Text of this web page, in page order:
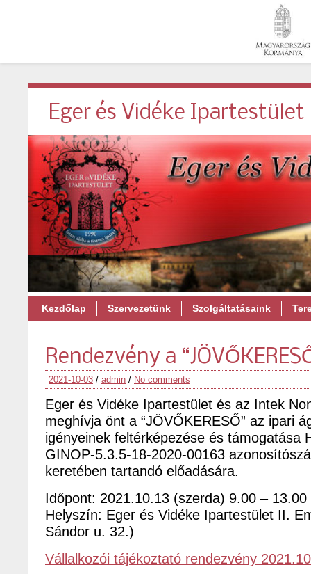
Eger és Vidéke Ipartestület
Kezdőlap Szervezetünk Szolgáltatásaink
Rendezvény a
2021-10-03 / admin / No comments
Eger és Vidéke Ipartestület és az Intek
meghívja önt a “JÖVŐKERESŐ” az ipari
igényeinek feltérképezése és támogatása
GINOP-5.3.5-18-2020-00163
keretében tartandó előadására.
Időpont: 2021.10.13 (szerda) 9.00 – 13.00
Helyszín: Eger és Vidéke Ipartestület II.
Sándor u. 32.)
Vállalkozói tájékoztató rendezvény